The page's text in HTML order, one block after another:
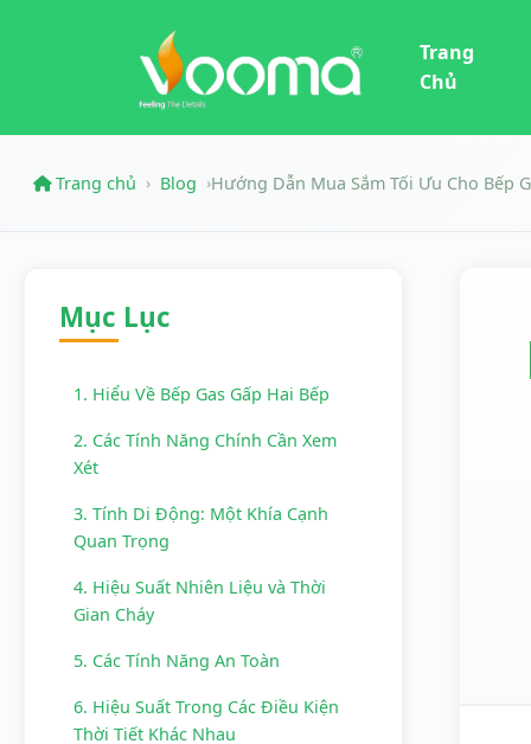
Trang
Chủ
Trang chủ › Blog ›Hướng Dẫn Mua Sắm Tối Ưu Cho Bếp
Mục Lục
1. Hiểu Về Bếp Gas Gấp Hai Bếp
2. Các Tính Năng Chính Cần Xem
Xét
3. Tính Di Động: Một Khía Cạnh
Quan Trọng
4. Hiệu Suất Nhiên Liệu và Thời
Gian Cháy
5. Các Tính Năng An Toàn
6. Hiệu Suất Trong Các Điều Kiện
Thời Tiết Khác Nhau